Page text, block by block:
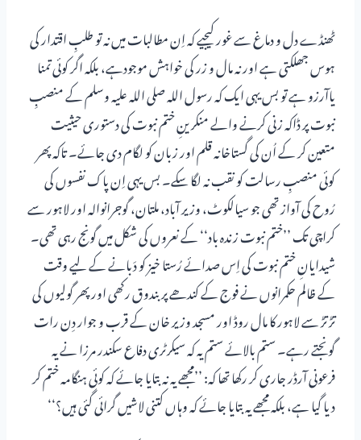
ٹھنڈے دل و دماغ سے غور کیجیے کہ اِن مطالبات میں نہ تو طلبِ اقتدار کی
ہوس جھلکتی ہے اور نہ مال و زر کی خواہش موجودہے، بلکہ اگر کوئی تمنا
یاآرزو ہے تو بس یہی ایک کہ رسول اللہ صلی اللہ علیہ وسلم کے منصبِ
نبوت پر ڈاکہ زنی کرنے والے منکرینِ ختم نبوت کی دستوری حیثیت
متعین کر کے اُن کی گستاخانہ قلم اور زبان کو لگام دی جائے۔ تاکہ پھر
کوئی منصبِ رسالت کو نقب نہ لگا سکے۔ بس یہی اِن پاک نفسوں کی
رُوح کی آواز تھی جو سیالکوٹ، وزیر آباد، ملتان، گوجرانوالہ اور لاہور سے
کراچی تک ’’ختم نبوت زندہ باد‘‘ کے نعروں کی شکل میں گونج رہی تھی۔
شیدایانِ ختم نبوت کی اِس صدائے رُستا خیز کو دَبانے کے لیے وقت
کے ظالم حکمرانوں نے فوج کے کندھے پر بندوق رکھی اور پھر گولیوں کی
تڑتڑ سے لاہور کا مال روڈ اور مسجد وزیر خان کے قرب و جوار دِن رات
گونجتے رہے۔ ستم بالائے ستم یہ کہ سیکرٹری دفاع سکندر مرزا نے یہ
فرعونی آرڈر جاری کر رکھا تھا کہ: ’’مجھے یہ نہ بتایا جائے کہ کوئی ہنگامہ ختم کر
دیا گیا ہے، بلکہ مجھے یہ بتایا جائے کہ وہاں کتنی لاشیں گرائی گئی ہیں؟‘‘